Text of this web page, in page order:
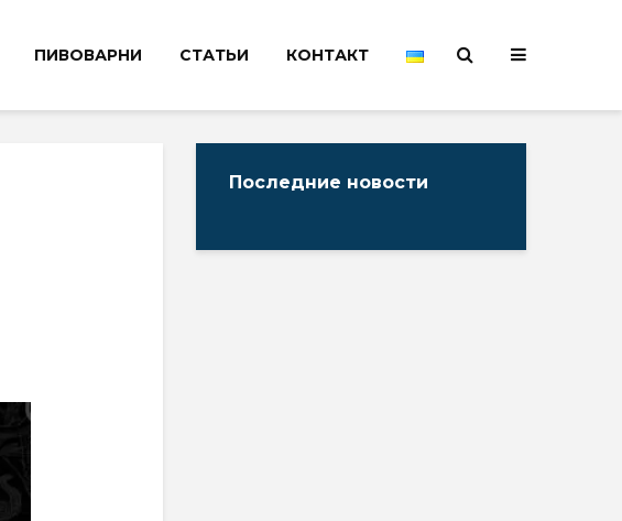
ПИВОВАРНИ СТАТЬИ КОНТАКТ
Последние новости